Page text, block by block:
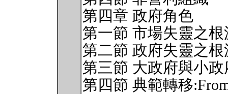
第四章 政府角色
第一節 市場失靈之根
第二節 政府失靈之根
第三節 大政府與小
第四節 典範轉移